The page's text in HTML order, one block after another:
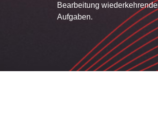
Bearbeitung
Aufgaben.